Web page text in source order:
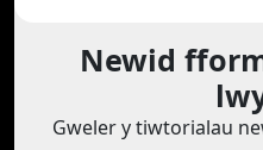
Newid
Gweler y tiwtorialau